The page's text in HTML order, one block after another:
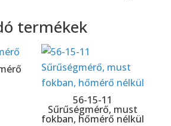
termékek
56-15-11
Sűrűségmérő, must
fokban, hőmérő nélkül